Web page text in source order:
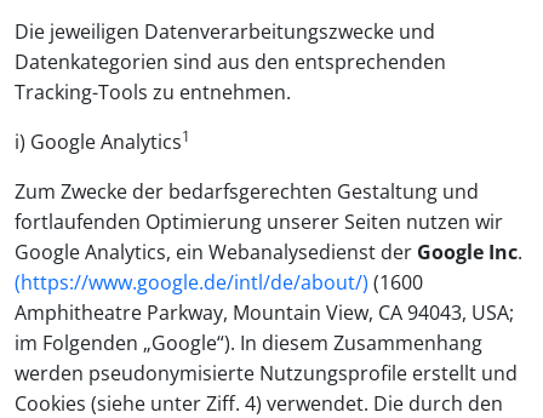
Die jeweiligen Datenverarbeitungszwecke und
Datenkategorien sind aus den entsprechenden
Tracking-Tools zu entnehmen.
i) Google Analytics1
Zum Zwecke der bedarfsgerechten Gestaltung und
fortlaufenden Optimierung unserer Seiten nutzen wir
Google Analytics, ein Webanalysedienst der Google Inc.
(https://www.google.de/intl/de/about/) (1600
Amphitheatre Parkway, Mountain View, CA 94043, USA;
im Folgenden „Google“). In diesem Zusammenhang
werden pseudonymisierte Nutzungsprofile erstellt und
Cookies (siehe unter Ziff. 4) verwendet. Die durch den